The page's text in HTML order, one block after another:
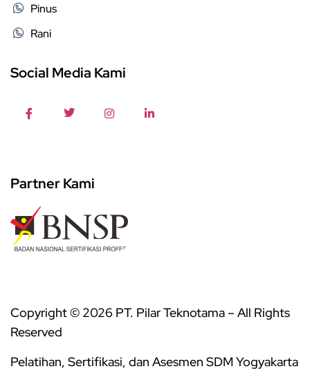
Pinus
Rani
Social Media Kami
Partner Kami
Copyright © 2026 PT. Pilar Teknotama – All Rights
Reserved
Pelatihan, Sertifikasi, dan Asesmen SDM Yogyakarta